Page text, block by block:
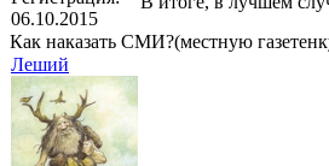
06.10.2015
Как наказать СМИ?(местную
Леший